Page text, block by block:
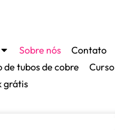
Sobre nós
Contato
de tubos de cobre
grátis